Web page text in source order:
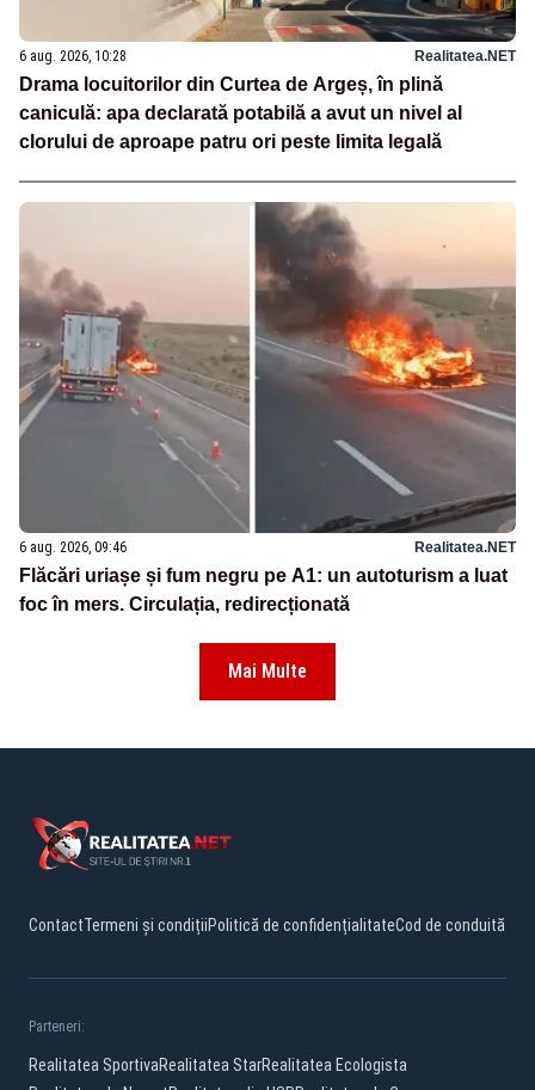
6 aug. 2026, 10:28 Realitatea.NET
Drama locuitorilor din Curtea de Argeș, în plină
caniculă: apa declarată potabilă a avut un nivel al
clorului de aproape patru ori peste limita legală
6 aug. 2026, 09:46 Realitatea.NET
Flăcări uriașe și fum negru pe A1: un autoturism a luat
foc în mers. Circulația, redirecționată
Mai Multe
ContactTermeni și condițiiPolitică de confidențialitateCod de conduită
Parteneri:
Realitatea SportivaRealitatea StarRealitatea Ecologista